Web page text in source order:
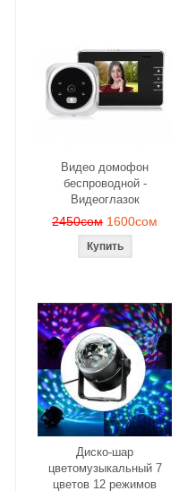
Видео домофон
беспроводной -
Видеоглазок
2450сом 1600сом
Диско-шар
цветомузыкальный 7
цветов 12 режимов